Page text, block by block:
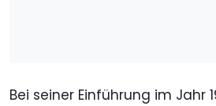
Bei seiner Einführung im Jahr